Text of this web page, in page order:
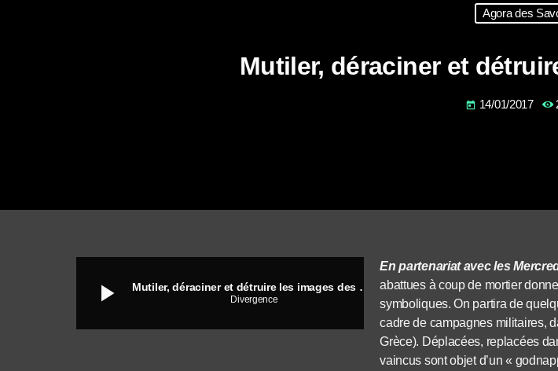
Agora des
Mutiler, déraciner et
today 14/01/2017
play_arrow Mutiler, déraciner et détruire les images des dieux
Divergence
En partenariat avec les
abattues à coup de mortier
symboliques. On partira de
cadre de campagnes militaires,
Grèce). Déplacées, replacées
vaincus sont objet d’un «